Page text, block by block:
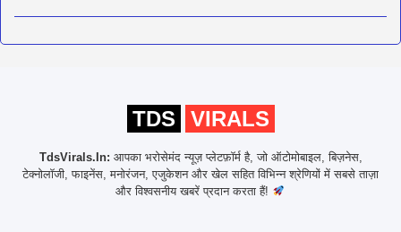
TDS VIRALS
TdsVirals.In: आपका भरोसेमंद न्यूज़ प्लेटफ़ॉर्म है, जो ऑटोमोबाइल, बिज़नेस,
टेक्नोलॉजी, फाइनेंस, मनोरंजन, एजुकेशन और खेल सहित विभिन्न श्रेणियों में सबसे ताज़ा
और विश्वसनीय खबरें प्रदान करता हैं!